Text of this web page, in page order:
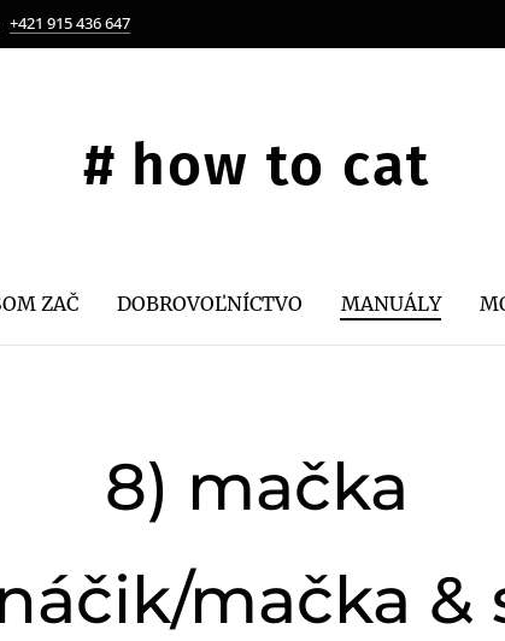
+421 915 436 647
# how to cat
ZAČ DOBROVOĽNÍCTVO MANUÁLY
8) mačka
mačka &